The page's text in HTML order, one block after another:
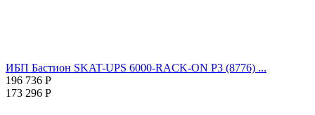
ИБП Бастион SKAT-UPS 6000-RACK-ON P3 (8776) ...
196 736 Р
173 296 Р